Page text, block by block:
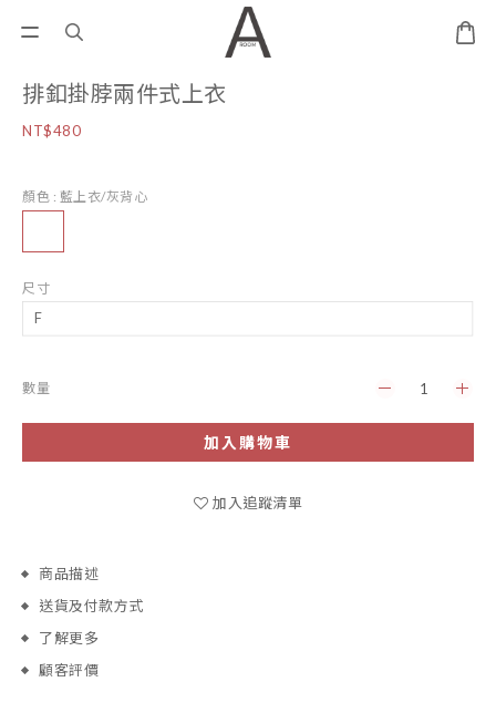
排釦掛脖兩件式上衣
NT$480
顏色 : 藍上衣/灰背心
尺寸
數量
加入購物車
加入追蹤清單
商品描述
送貨及付款方式
了解更多
顧客評價